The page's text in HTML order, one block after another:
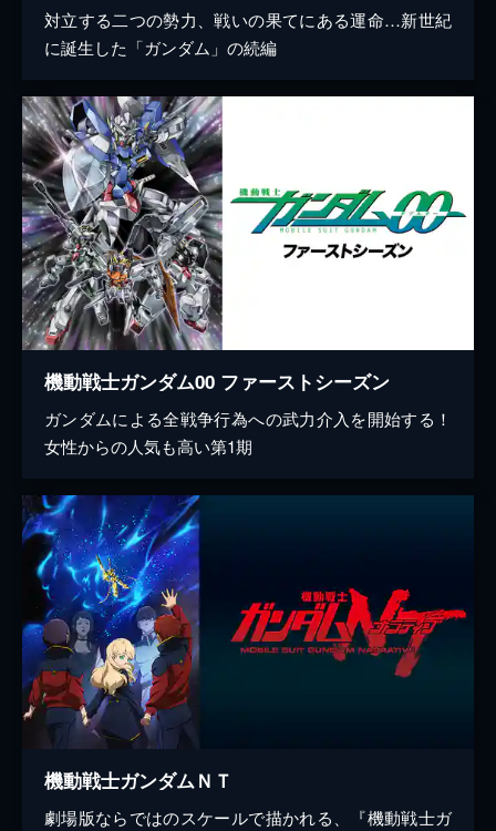
対立する二つの勢力、戦いの果てにある運命…新世紀
に誕生した「ガンダム」の続編
機動戦士ガンダム00 ファーストシーズン
ガンダムによる全戦争行為への武力介入を開始する！
女性からの人気も高い第1期
機動戦士ガンダムＮＴ
劇場版ならではのスケールで描かれる、『機動戦士ガ